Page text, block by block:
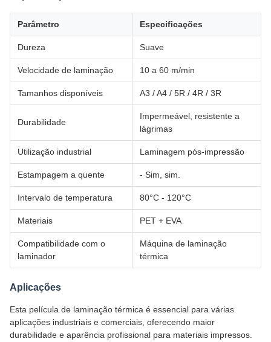
Parâmetro Especificações
Dureza Suave
Velocidade de laminação 10 a 60 m/min
Tamanhos disponíveis A3 / A4 / 5R / 4R / 3R
Durabilidade
Impermeável, resistente a
lágrimas
Utilização industrial Laminagem pós-impressão
Estampagem a quente - Sim, sim.
Intervalo de temperatura 80°C - 120°C
Materiais PET + EVA
Compatibilidade com o
laminador
Máquina de laminação
térmica
Aplicações
Esta película de laminação térmica é essencial para várias
aplicações industriais e comerciais, oferecendo maior
durabilidade e aparência profissional para materiais impressos.